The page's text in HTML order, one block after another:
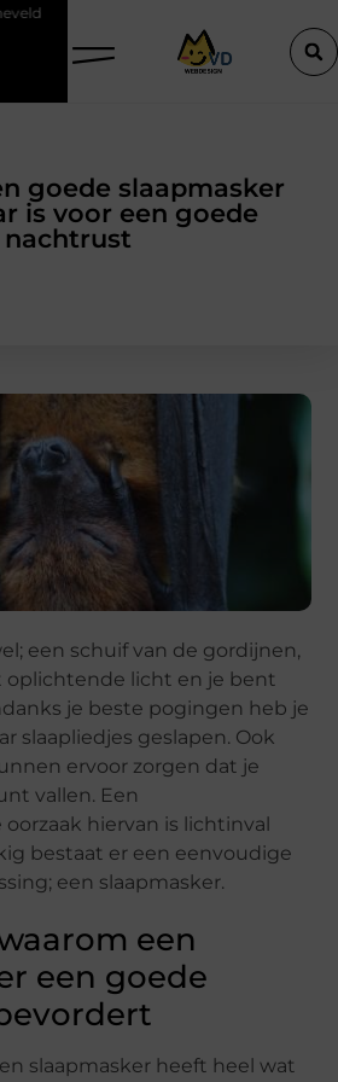
Gids voor Vloerbedekking in Purmerend
goede slaapmasker
is voor een goede
nachtrust
een schuif van de gordijnen,
oplichtende licht en je bent
je beste pogingen heb je
slaapliedjes geslapen. Ook
ervoor zorgen dat je
vallen. Een
hiervan is lichtinval
bestaat er een eenvoudige
een slaapmasker.
een
een goede
slaapmasker heeft heel wat